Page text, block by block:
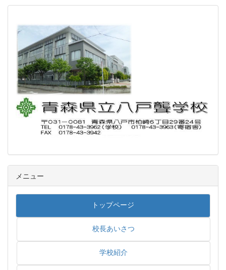
メニュー
トップページ
校長あいさつ
学校紹介